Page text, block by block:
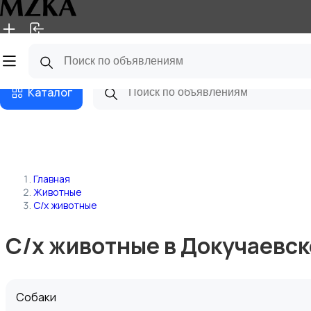
Главная Магазины
Каталог
Главная
Животные
С/х животные
С/х животные в
Собаки